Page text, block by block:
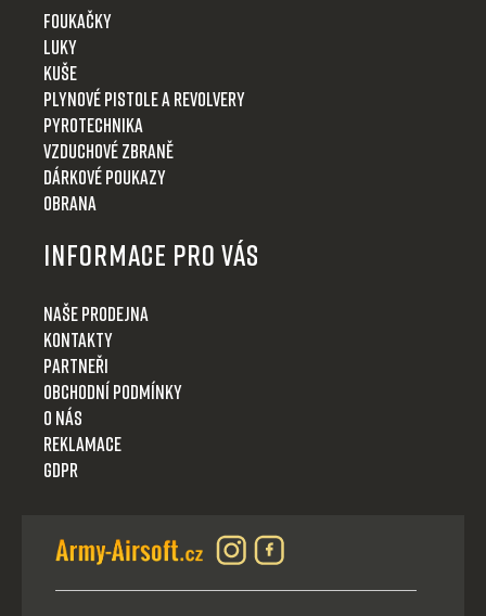
Foukačky
Luky
Kuše
Plynové pistole a revolvery
Pyrotechnika
Vzduchové zbraně
Dárkové poukazy
Obrana
Informace pro Vás
Naše prodejna
Kontakty
Partneři
Obchodní podmínky
O nás
Reklamace
GDPR